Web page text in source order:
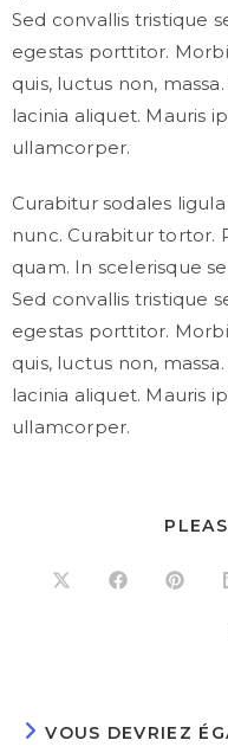
Sed convallis tristique
egestas porttitor.
quis, luctus non,
lacinia aliquet. Mauris
ullamcorper.
Curabitur sodales
nunc. Curabitur tortor.
quam. In scelerisque
Sed convallis tristique
egestas porttitor.
quis, luctus non,
lacinia aliquet. Mauris
ullamcorper.
VOUS DEVRIEZ